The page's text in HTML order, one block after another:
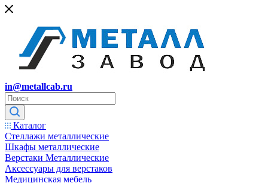
in@metallcab.ru
Каталог
Стеллажи металлические
Шкафы металлические
Верстаки Металлические
Аксессуары для верстаков
Медицинская мебель